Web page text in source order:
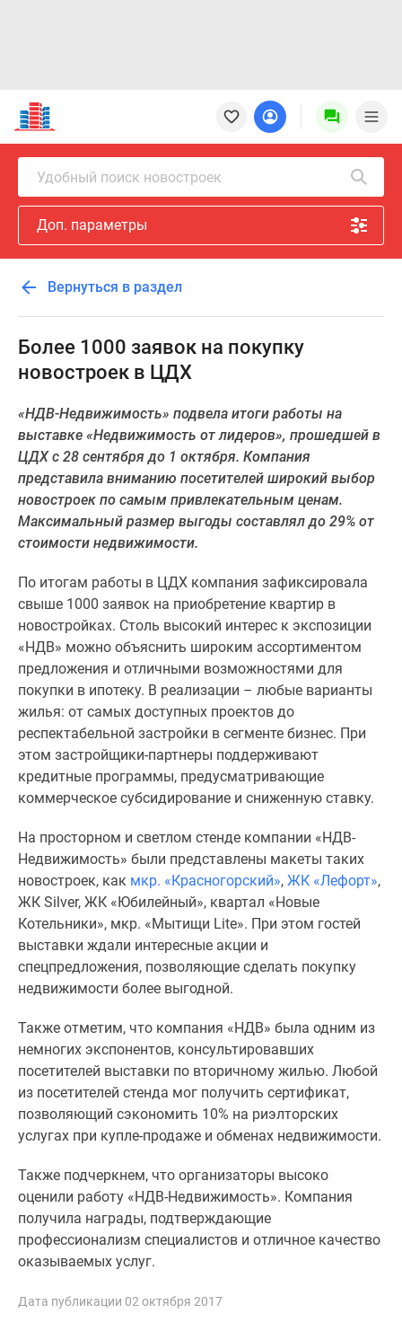
Новостройки
Квартиры
Ипотека
Новостройки
Москвы
Новостройки
Подмосковья
Новостройки
Москвы
Готовые
новостройки
Новостройки
Специальные
предложения
Коммерческие
помещения
Продавцы
застройщики
Панорамы
новостроек
новостроек
Экспертиза
новостроек
Экология
Подмосковья
Студии
комнатные
комнатные
комнатные
Квартиры
карте
калькулятор
Семейная
ипотека
Военная
ипотека
Банки
программы
Медиа
Новости
недвижимости
Мнение
Аналитика
Удобный поиск новостроек
Доп. параметры
Вернуться в раздел
Более 1000 заявок на покупку
новостроек в ЦДХ
«НДВ-Недвижимость» подвела итоги работы на
выставке «Недвижимость от лидеров», прошедшей в
ЦДХ с 28 сентября до 1 октября. Компания
представила вниманию посетителей широкий выбор
новостроек по самым привлекательным ценам.
Максимальный размер выгоды составлял до 29% от
стоимости недвижимости.
По итогам работы в ЦДХ компания зафиксировала
свыше 1000 заявок на приобретение квартир в
новостройках. Столь высокий интерес к экспозиции
«НДВ» можно объяснить широким ассортиментом
предложения и отличными возможностями для
покупки в ипотеку. В реализации – любые варианты
жилья: от самых доступных проектов до
респектабельной застройки в сегменте бизнес. При
этом застройщики-партнеры поддерживают
кредитные программы, предусматривающие
коммерческое субсидирование и сниженную ставку.
На просторном и светлом стенде компании «НДВ-
Недвижимость» были представлены макеты таких
новостроек, как мкр. «Красногорский», ЖК «Лефорт»,
ЖК Silver, ЖК «Юбилейный», квартал «Новые
Котельники», мкр. «Мытищи Lite». При этом гостей
выставки ждали интересные акции и
спецпредложения, позволяющие сделать покупку
недвижимости более выгодной.
Также отметим, что компания «НДВ» была одним из
немногих экспонентов, консультировавших
посетителей выставки по вторичному жилью. Любой
из посетителей стенда мог получить сертификат,
позволяющий сэкономить 10% на риэлторских
услугах при купле-продаже и обменах недвижимости.
Также подчеркнем, что организаторы высоко
оценили работу «НДВ-Недвижимость». Компания
получила награды, подтверждающие
профессионализм специалистов и отличное качество
оказываемых услуг.
Дата публикации 02 октября 2017